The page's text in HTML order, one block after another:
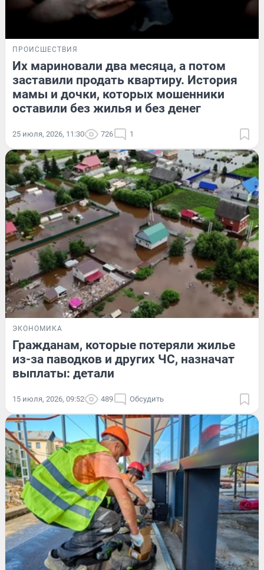
ПРОИСШЕСТВИЯ
Их мариновали два месяца, а потом
заставили продать квартиру. История
мамы и дочки, которых мошенники
оставили без жилья и без денег
25 июля, 2026, 11:30 726 1
ЭКОНОМИКА
Гражданам, которые потеряли жилье
из-за паводков и других ЧС, назначат
выплаты: детали
15 июля, 2026, 09:52 489 Обсудить